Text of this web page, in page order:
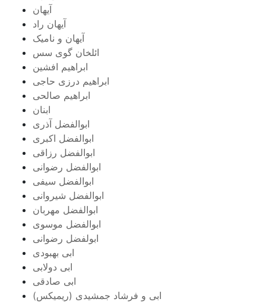
آیهان
آیهان راد
آیهان و نامیک
ائلخان گوی سس
ابراهیم افشین
ابراهیم درزی حاجی
ابراهیم صالحی
ابنان
ابوالفضل آذری
ابوالفضل اکبری
ابوالفضل رزاقی
ابوالفضل رضوانی
ابوالفضل سیفی
ابوالفضل شیروانی
ابوالفضل مهربان
ابوالفضل موسوی
ابولفضل رضوانی
ابی بهبودی
ابی دولابی
ابی صادقی
ابی و فرشاد جمشیدی (ریمیکس)